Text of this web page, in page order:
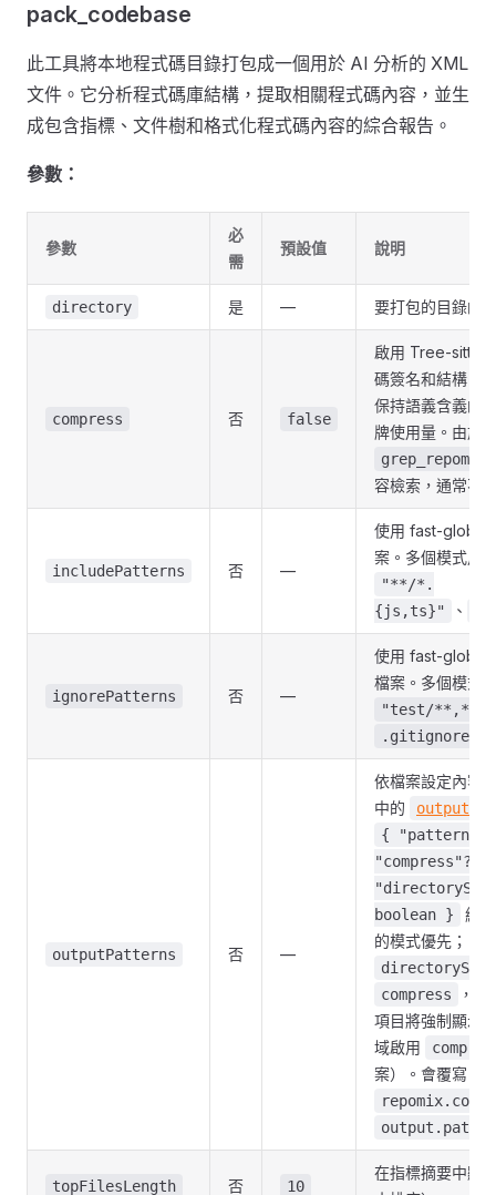
pack_codebase
此工具將本地程式碼目錄打包成一個用於 AI 分析的 XML
文件。它分析程式碼庫結構，提取相關程式碼內容，並生
成包含指標、文件樹和格式化程式碼內容的綜合報告。
參數：
參數
必
需
預設值 說明
directory 是 — 要打包的目錄的
compress 否 false
啟用 Tree-sitter
碼簽名和結構，
保持語義含義的
牌使用量。由於
容檢索，通常不
includePatterns 否 —
使用 fast-glob
案。多個模式用
"**/*.
{js,ts}"
、
ignorePatterns 否 —
使用 fast-glob
檔案。多個模式
"test/
.gitignore
outputPatterns 否 —
依檔案設定內容
中的
{ "pattern":
"compress"?:
boolean }
組
的模式優先；
compress
，
項目將強制顯示
域啟用
案）。會覆寫目
topFilesLength 否 10
在指標摘要中顯